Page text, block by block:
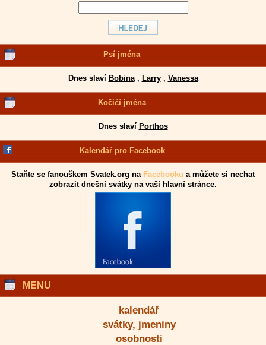
Psí jména
Dnes slaví Bobina, Larry, Vanessa
Kočičí jména
Dnes slaví Porthos
Kalendář pro Facebook
Staňte se fanouškem Svatek.org na Facebooku a můžete si nechat
zobrazit dnešní svátky na vaší hlavní stránce.
MENU
kalendář
svátky, jmeniny
osobnosti